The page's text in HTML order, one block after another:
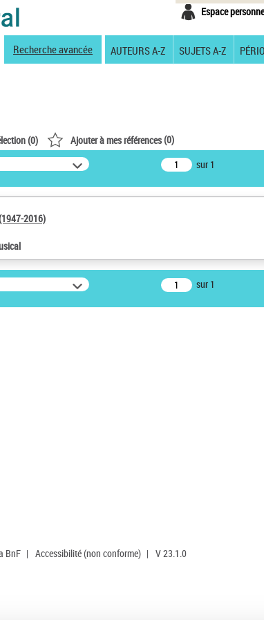
Espace
Recherche avancée AUTEURS A-Z SUJETS A-Z
(0) Ajouter à mes références(0)
sur 1
2016)
sur 1
BnF | Accessibilité (non conforme) | V 23.1.0